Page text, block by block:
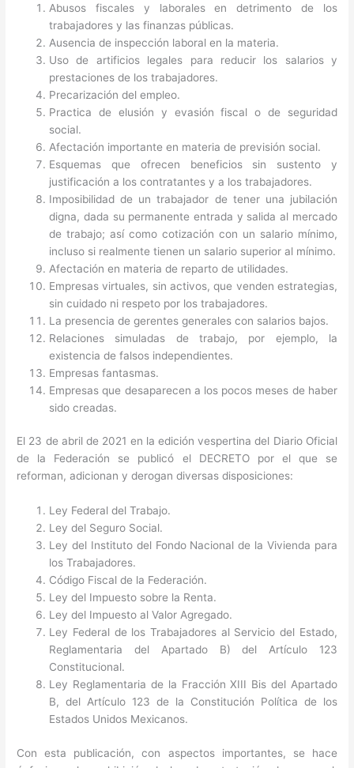
Abusos fiscales y laborales en detrimento de los
trabajadores y las finanzas públicas.
Ausencia de inspección laboral en la materia.
Uso de artificios legales para reducir los salarios y
prestaciones de los trabajadores.
Precarización del empleo.
Practica de elusión y evasión fiscal o de seguridad
social.
Afectación importante en materia de previsión social.
Esquemas que ofrecen beneficios sin sustento y
justificación a los contratantes y a los trabajadores.
Imposibilidad de un trabajador de tener una jubilación
digna, dada su permanente entrada y salida al mercado
de trabajo; así como cotización con un salario mínimo,
incluso si realmente tienen un salario superior al mínimo.
Afectación en materia de reparto de utilidades.
Empresas virtuales, sin activos, que venden estrategias,
sin cuidado ni respeto por los trabajadores.
La presencia de gerentes generales con salarios bajos.
Relaciones simuladas de trabajo, por ejemplo, la
existencia de falsos independientes.
Empresas fantasmas.
Empresas que desaparecen a los pocos meses de haber
sido creadas.
El 23 de abril de 2021 en la edición vespertina del Diario Oficial
de la Federación se publicó el DECRETO por el que se
reforman, adicionan y derogan diversas disposiciones:
Ley Federal del Trabajo.
Ley del Seguro Social.
Ley del Instituto del Fondo Nacional de la Vivienda para
los Trabajadores.
Código Fiscal de la Federación.
Ley del Impuesto sobre la Renta.
Ley del Impuesto al Valor Agregado.
Ley Federal de los Trabajadores al Servicio del Estado,
Reglamentaria del Apartado B) del Artículo 123
Constitucional.
Ley Reglamentaria de la Fracción XIII Bis del Apartado
B, del Artículo 123 de la Constitución Política de los
Estados Unidos Mexicanos.
Con esta publicación, con aspectos importantes, se hace